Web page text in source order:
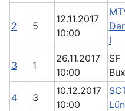
2 5
12.11.2017
10:00
I
3 1
26.11.2017
10:00
SF
4 3
10.12.2017
10:00